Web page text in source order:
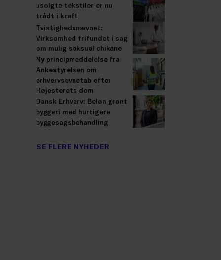
usolgte tekstiler er nu
trådt i kraft
Tvistighedsnævnet:
Virksomhed frifundet i sag
om mulig seksuel chikane
Ny principmeddelelse fra
Ankestyrelsen om
erhvervsevnetab efter
Højesterets dom
Dansk Erhverv: Beløn grønt
byggeri med hurtigere
byggesagsbehandling
SE FLERE NYHEDER